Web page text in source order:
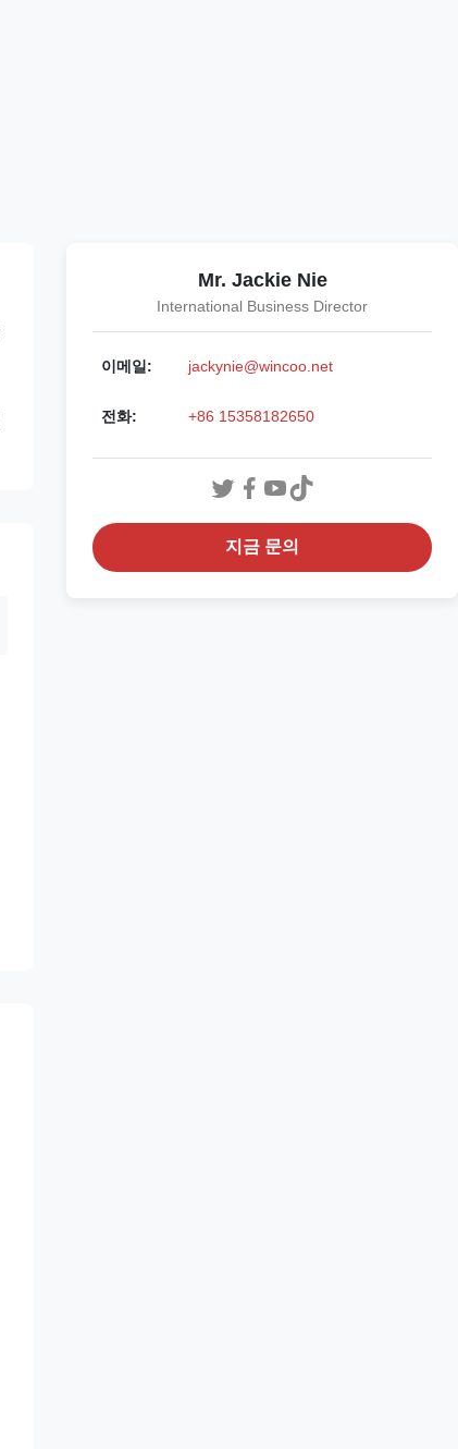
Mr. Jackie Nie
International Business Director
이메일: jackynie@wincoo.net
전화: +86 15358182650
지금 문의